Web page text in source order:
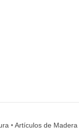
•Artículos de Madera